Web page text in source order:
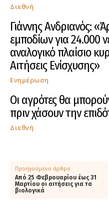
Διεθνή
Γιάννης Ανδριανός:
εμποδίων για 24.000
αναλογικό πλαίσιο
Αιτήσεις Ενίσχυσης»
Ενημέρωση
Οι αγρότες θα
πριν χάσουν την
Διεθνή
Προηγούμενο άρθρο
Από 25 Φεβρουαρίου έως 31
Μαρτίου οι αιτήσεις για τα
βιολογικά